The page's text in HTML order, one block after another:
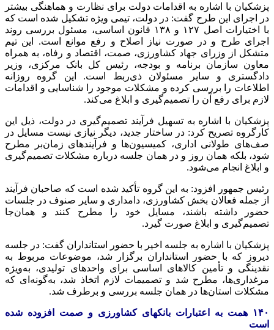
پزشکیان با اشاره به اقدامات دولت برای نظارت و هماهنگی بیشتر
در اجرای این طرح گفت: در دولت، تیمی ویژه تشکیل شده است که
با اختیارات اصل ۱۲۷ و ۱۳۸ قانون اساسی، مسئول بررسی روند
اجرای طرح و در صورت نیاز اصلاح و رفع موانع است. این تیم
متشکل از وزرای جهاد کشاورزی، صمت، اقتصاد و رفاه، به همراه
معاون سازمان برنامه و بودجه، رئیس کل بانک مرکزی، وزیر
دادگستری و سایر مسئولان ذی‌ربط است. این گروه روزانه
اطلاعات را بررسی کرده و مشکلات موجود را شناسایی و اقدامات
لازم برای رفع آن را تصمیم‌گیری و ابلاغ می‌کند.
پزشکیان با اشاره به تسهیل فرآیند تصمیم‌گیری در دولت، ذیل این
کارگروه تصریح کرد: در ساختار جدید، دیگر نیازی نیست مسایل در
صف‌های طولانی اداری، کمیسیون‌ها و فرآیندهای زمان‌بر مطرح
شود، بلکه همان روز و در همان جلسه درباره مشکلات تصمیم‌گیری
و ابلاغ انجام می‌شود.
رئیس جمهور افزود: به این گروه تأکید شده است که صاحبان فرآیند
از جمله فعالان بخش کشاورزی، دامداری و سایر صنوف در جلسات
حضور داشته باشند، مسایل خود را مطرح کنند و همان‌جا
تصمیم‌گیری و ابلاغ صورت گیرد.
پزشکیان با اشاره به جلسه اخیر با حضور استانداران گفت: در جلسه
دیروز که با حضور استانداران برگزار شد، موضوعات مربوط به
نقدینگی و تأمین کالاهای اساسی برای واحدهای تولیدی، به‌ویژه
مرغداری‌ها، مطرح شد و تصمیمات لازم اتخاذ شد، به‌گونه‌ای که
مشکلات استان‌ها در همان جلسه بررسی و برطرف شد.
۱۴۰ همت به اعتبارات بانکهای کشاورزی و صمت افزوده شده
است